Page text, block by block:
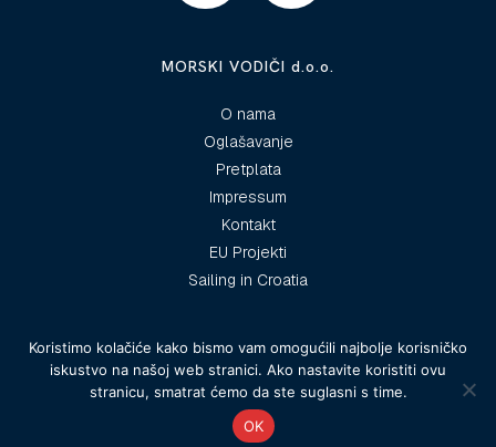
MORSKI VODIČI d.o.o.
O nama
Oglašavanje
Pretplata
Impressum
Kontakt
EU Projekti
Sailing in Croatia
© 2025 Morski vodiči
Koristimo kolačiće kako bismo vam omogućili najbolje korisničko
iskustvo na našoj web stranici. Ako nastavite koristiti ovu
stranicu, smatrat ćemo da ste suglasni s time.
OK